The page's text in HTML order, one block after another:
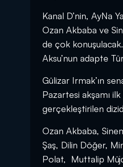
Kanal D’nin, AyNa
Ozan Akbaba ve
de çok
Aksu’nun adapte
Gülizar Irmak’ın
Pazartesi akşamı
gerçekleştirilen
Ozan Akbaba,
Şaş, Dilin Döğer,
Polat, Muttalip